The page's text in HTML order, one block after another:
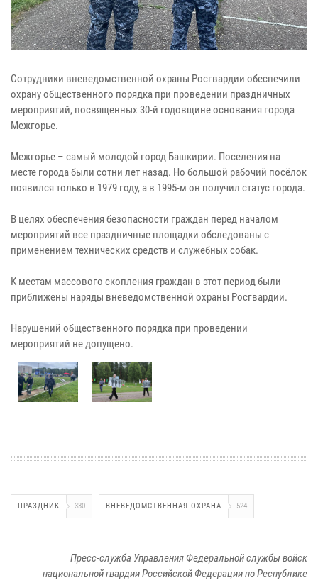
Сотрудники вневедомственной охраны Росгвардии обеспечили
охрану общественного порядка при проведении праздничных
мероприятий, посвященных 30-й годовщине основания города
Межгорье.
Межгорье – самый молодой город Башкирии. Поселения на
месте города были сотни лет назад. Но большой рабочий посёлок
появился только в 1979 году, а в 1995-м он получил статус города.
В целях обеспечения безопасности граждан перед началом
мероприятий все праздничные площадки обследованы с
применением технических средств и служебных собак.
К местам массового скопления граждан в этот период были
приближены наряды вневедомственной охраны Росгвардии.
Нарушений общественного порядка при проведении
мероприятий не допущено.
ПРАЗДНИК 330 ВНЕВЕДОМСТВЕННАЯ ОХРАНА 524
Пресс-служба Управления Федеральной службы войск
национальной гвардии Российской Федерации по Республике